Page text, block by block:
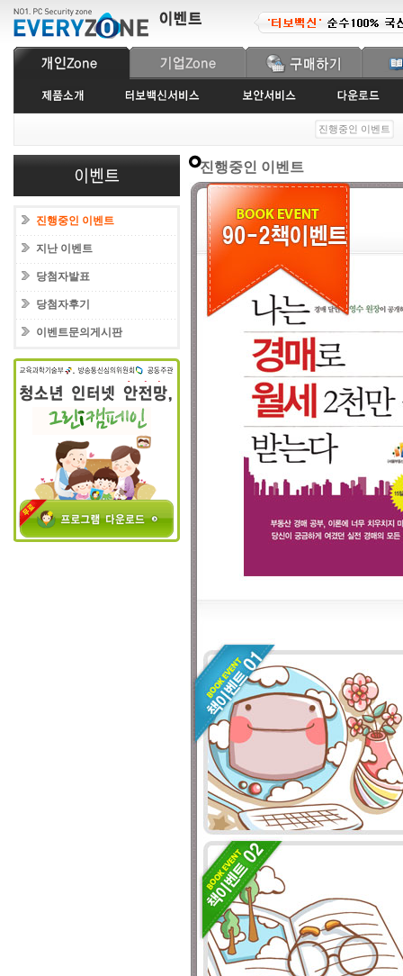
진행중인 이벤트
진행중인 이벤트
지난 이벤트
당첨자발표
당첨자후기
이벤트문의게시판
진행중인 이벤트